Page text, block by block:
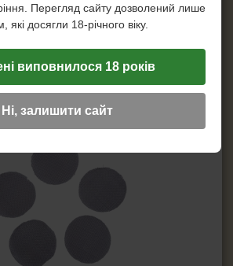
Перегляд сайту дозволений лише
які досягли 18-річного віку.
виповнилося 18 років
Ні, залишити сайт